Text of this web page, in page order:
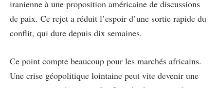
iranienne à une proposition américaine de discussions
de paix. Ce rejet a réduit l’espoir d’une sortie rapide du
conflit, qui dure depuis dix semaines.
Ce point compte beaucoup pour les marchés africains.
Une crise géopolitique lointaine peut vite devenir une